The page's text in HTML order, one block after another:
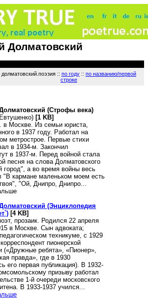
Долматовский
долматовский.поэзия :: по году :: по названию/первой
строке
(Строфы века)
[1 KB]
в Москве. Из семьи юриста,
в 1937 году. Работал на
метрострое. Первые стихи
в 1934-м. Закончил
в 1937-м. Перед войной стала
песня на слова Долматовского
а во время войны весь
"В кармане маленьком моем есть
"Ой, Днипро, Днипро...
(Энциклопедия
[4 KB]
прозаик. Родился 22 апреля
в Москве. Сын адвоката;
техникуме, с 1929
пионерской
(«Дружные ребята», «Пионер»,
правда», где в 1930
его первая публикация). В 1932-
призыву работал
1-й очереди московского
В 1933-1937 учился...